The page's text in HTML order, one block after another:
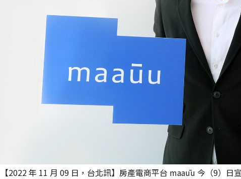
【2022 年 11 月 09 日，台北訊】房產電商平台 maaūu 今（9）